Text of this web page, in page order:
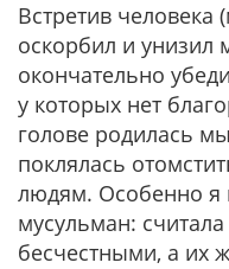
Встретив человека
оскорбил и унизил
окончательно
у которых нет
голове родилась
поклялась
людям. Особенно я
мусульман:
бесчестными, а их